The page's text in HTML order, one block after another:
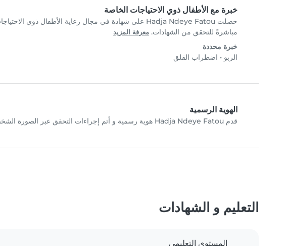
خبرة مع الأطفال ذوي الاحتياجات الخاصة
مباشرةً للتحقق من الشهادات. معرفة المزيد
خبرة محددة
الربو • اضطراب القلق
الهوية الرسمية
قدم Hadja Ndeye Fatou هوية رسمية و أتم إجراءات التحقق عبر الصورة الشخصية.
التعليم و الشهادات
المستوى التعليمي